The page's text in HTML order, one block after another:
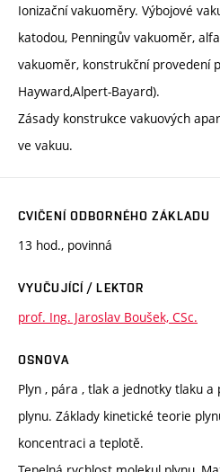
Ionizační vakuoměry. Výbojové
katodou, Penningův vakuoměr,
vakuoměr, konstrukční provedení
Hayward,Alpert-Bayard).
Zásady konstrukce vakuových
ve vakuu.
CVIČENÍ ODBORNÉHO ZÁKLADU
13 hod., povinná
VYUČUJÍCÍ / LEKTOR
prof. Ing. Jaroslav Boušek, CSc.
OSNOVA
Plyn , pára , tlak a jednotky tlaku
plynu. Základy kinetické teorie
koncentraci a teplotě.